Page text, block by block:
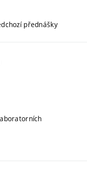
přednášky